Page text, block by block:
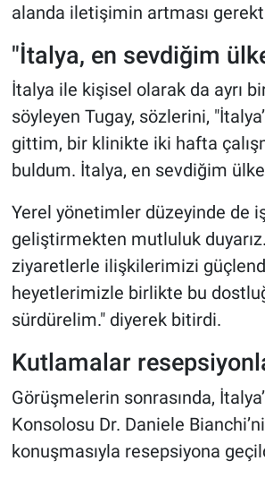
alanda iletişimin artması
"İtalya, en sevdiğim
İtalya ile kişisel olarak da ayrı
söyleyen Tugay, sözlerini,
gittim, bir klinikte iki hafta
buldum. İtalya, en sevdiğim
Yerel yönetimler düzeyinde de
geliştirmekten mutluluk duyarız.
ziyaretlerle ilişkilerimizi
heyetlerimizle birlikte bu
sürdürelim." diyerek bitirdi.
Kutlamalar
Görüşmelerin sonrasında,
Konsolosu Dr. Daniele
konuşmasıyla resepsiyona